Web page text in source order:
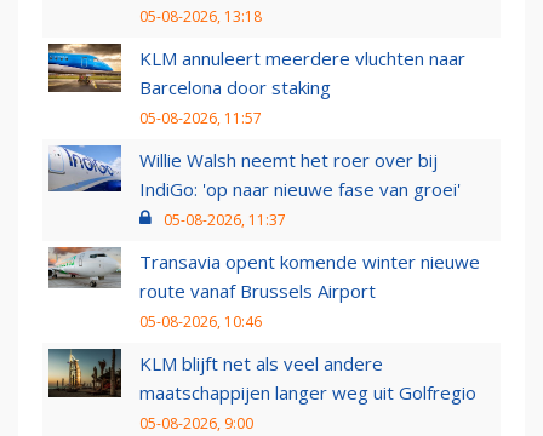
05-08-2026, 13:18
KLM annuleert meerdere vluchten naar
Barcelona door staking
05-08-2026, 11:57
Willie Walsh neemt het roer over bij
IndiGo: 'op naar nieuwe fase van groei'
05-08-2026, 11:37
Transavia opent komende winter nieuwe
route vanaf Brussels Airport
05-08-2026, 10:46
KLM blijft net als veel andere
maatschappijen langer weg uit Golfregio
05-08-2026, 9:00